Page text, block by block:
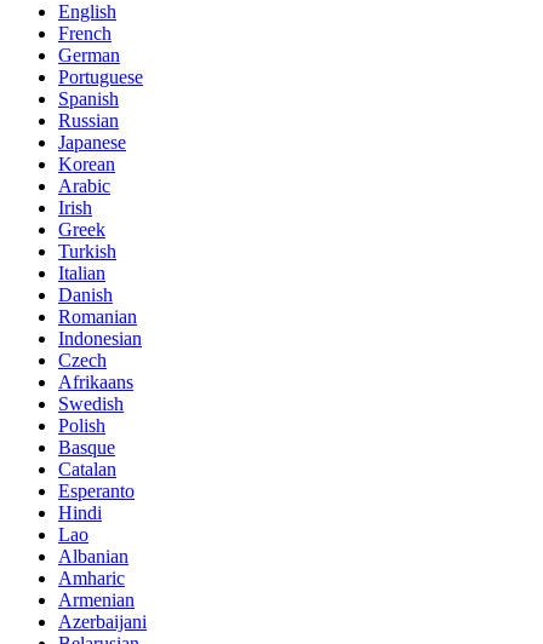
English
French
German
Portuguese
Spanish
Russian
Japanese
Korean
Arabic
Irish
Greek
Turkish
Italian
Danish
Romanian
Indonesian
Czech
Afrikaans
Swedish
Polish
Basque
Catalan
Esperanto
Hindi
Lao
Albanian
Amharic
Armenian
Azerbaijani